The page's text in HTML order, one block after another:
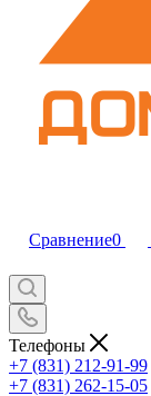
Сравнение0
Телефоны
+7 (831) 212-91-99
+7 (831) 262-15-05